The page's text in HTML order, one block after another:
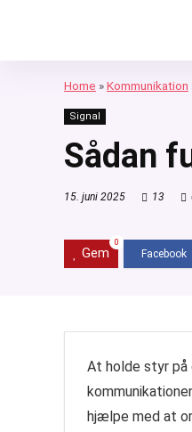
Home »Kommunikation
Signal
Sådan
15. juni 2025 13
Gem
0
At holde styr på
hjælpe med at